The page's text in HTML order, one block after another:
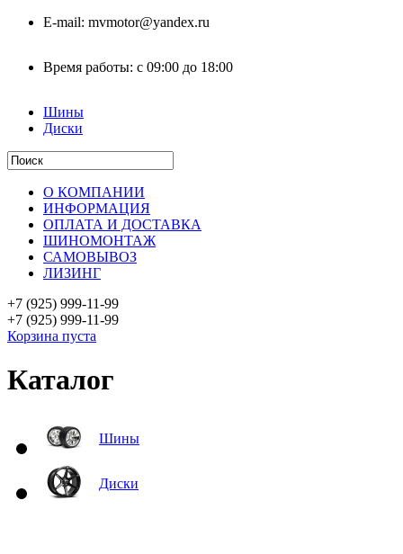
E-mail: mvmotor@yandex.ru
Время работы: с 09:00 до 18:00
Шины
Диски
О КОМПАНИИ
ИНФОРМАЦИЯ
ОПЛАТА И ДОСТАВКА
ШИНОМОНТАЖ
САМОВЫВОЗ
ЛИЗИНГ
+7 (925) 999-11-99
+7 (925) 999-11-99
Корзина пуста
Каталог
Шины
Диски